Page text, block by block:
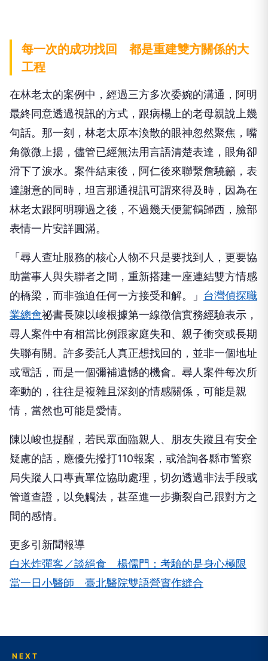
每一次的成功找回 都是重建雙方關係的大
工程
在林老太的案例中，經過三方多次委婉的溝通，阿明
最終同意透過視訊的方式，跟病榻上的老母親說上幾
句話。那一刻，林老太原本渙散的眼神忽然聚焦，嘴
角微微上揚，儘管已經無法用言語清楚表達，眼角卻
滑下了淚水。案件結束後，阿仁後來聯繫詹驍籲，表
達謝意的同時，坦言那通視訊可謂來得及時，因為在
林老太跟阿明聊過之後，不過幾天便駕鶴歸西，臉部
表情一片安詳圓滿。
「尋人查址服務的核心人物不只是要找到人，更要協
助當事人與失聯者之間，重新搭建一座連結雙方情感
的橋梁，而非強迫任何一方接受和解。」 台灣偵探職
業總會祕書長陳以峻根據第一線徵信實務經驗表示，
尋人案件中有相當比例跟家庭失和、親子衝突或長期
失聯有關。許多委託人真正想找回的，並非一個地址
或電話，而是一個彌補遺憾的機會。尋人案件每次所
牽動的，往往是複雜且深刻的情感關係，可能是親
情，當然也可能是愛情。
陳以峻也提醒，若民眾面臨親人、朋友失蹤且有安全
疑慮的話，應優先撥打110報案，或洽詢各縣市警察
局失蹤人口專責單位協助處理，切勿透過非法手段或
管道查證，以免觸法，甚至進一步撕裂自己跟對方之
間的感情。
更多引新聞報導
白米炸彈客／談絕食 楊儒門：考驗的是身心極限
當一日小醫師 臺北醫院雙語營實作縫合
NEXT